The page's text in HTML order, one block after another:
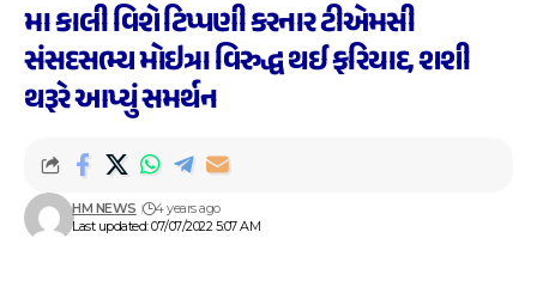
મા કાલી વિશે ટિપ્પણી કરનાર ટીએમસી
સંસદસભ્ય મોઇત્રા વિરુદ્ધ થઈ ફરિયાદ, શશી
થરૂરે આપ્યું સમર્થન
Last updated: 07/07/2022 5:07 AM
HM NEWS 4 years ago